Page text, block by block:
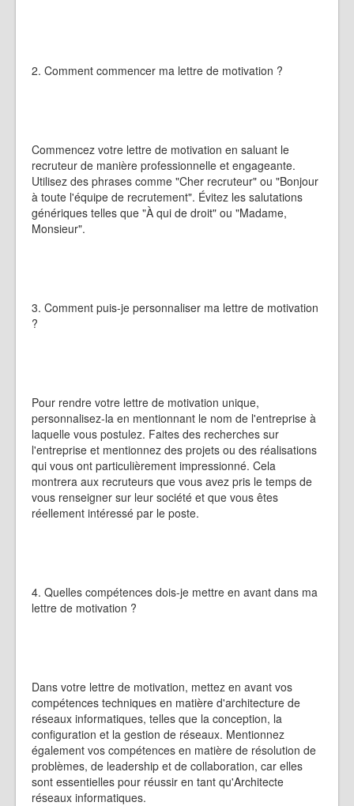
2. Comment commencer ma lettre de motivation ?
Commencez votre lettre de motivation en saluant le
recruteur de manière professionnelle et engageante.
Utilisez des phrases comme "Cher recruteur" ou "Bonjour
à toute l'équipe de recrutement". Évitez les salutations
génériques telles que "À qui de droit" ou "Madame,
Monsieur".
3. Comment puis-je personnaliser ma lettre de motivation
?
Pour rendre votre lettre de motivation unique,
personnalisez-la en mentionnant le nom de l'entreprise à
laquelle vous postulez. Faites des recherches sur
l'entreprise et mentionnez des projets ou des réalisations
qui vous ont particulièrement impressionné. Cela
montrera aux recruteurs que vous avez pris le temps de
vous renseigner sur leur société et que vous êtes
réellement intéressé par le poste.
4. Quelles compétences dois-je mettre en avant dans ma
lettre de motivation ?
Dans votre lettre de motivation, mettez en avant vos
compétences techniques en matière d'architecture de
réseaux informatiques, telles que la conception, la
configuration et la gestion de réseaux. Mentionnez
également vos compétences en matière de résolution de
problèmes, de leadership et de collaboration, car elles
sont essentielles pour réussir en tant qu'Architecte
réseaux informatiques.